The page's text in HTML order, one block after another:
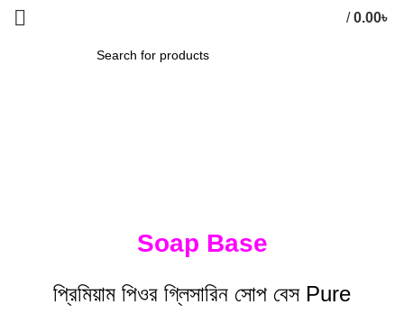
/ 0.00৳
Soap Base
প্রিমিয়াম পিওর গ্লিসারিন সোপ বেস Pure